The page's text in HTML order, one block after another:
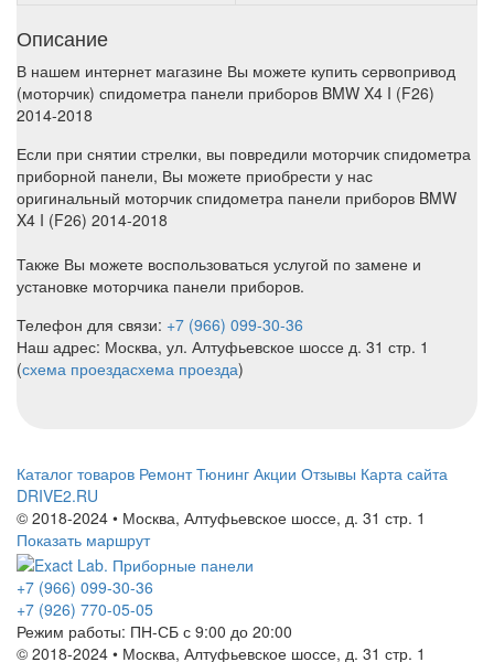
Описание
В нашем интернет магазине Вы можете купить сервопривод
(моторчик) спидометра панели приборов BMW X4 I (F26)
2014-2018
Если при снятии стрелки, вы повредили моторчик спидометра
приборной панели, Вы можете приобрести у нас
оригинальный моторчик спидометра панели приборов BMW
X4 I (F26) 2014-2018
Также Вы можете воспользоваться услугой по замене и
установке моторчика панели приборов.
Телефон для связи: +7 (966) 099-30-36
Наш адрес: Москва, ул. Алтуфьевское шоссе д. 31 стр. 1
(схема проездасхема проезда)
Каталог товаров Ремонт Тюнинг Акции Отзывы Карта сайта
DRIVE2.RU
© 2018-2024 • Москва, Алтуфьевское шоссе, д. 31 стр. 1
Показать маршрут
+7 (966) 099-30-36
+7 (926) 770-05-05
Режим работы: ПН-СБ с 9:00 до 20:00
© 2018-2024 • Москва, Алтуфьевское шоссе, д. 31 стр. 1